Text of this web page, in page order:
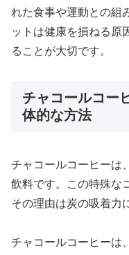
れた食事や運動との組
ットは健康を損ねる原
ることが大切です。
チャコールコー
体的な方法
チャコールコーヒーは
飲料です。この特殊な
その理由は炭の吸着力
チャコールコーヒーは